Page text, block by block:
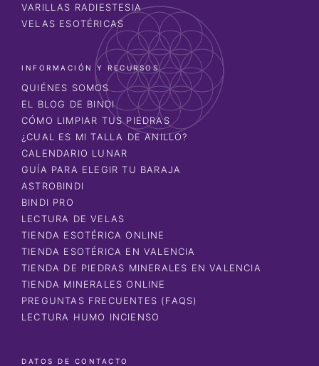
VARILLAS RADIESTESIA
VELAS ESOTÉRICAS
INFORMACIÓN Y RECURSOS
QUIÉNES SOMOS
EL BLOG DE BINDI
CÓMO LIMPIAR TUS PIEDRAS
¿CUAL ES MI TALLA DE ANILLO?
CALENDARIO LUNAR
GUÍA PARA ELEGIR TU BARAJA
ASTROBINDI
BINDI PRO
LECTURA DE VELAS
TIENDA ESOTÉRICA ONLINE
TIENDA ESOTÉRICA EN VALENCIA
TIENDA DE PIEDRAS MINERALES EN VALENCIA
TIENDA MINERALES ONLINE
PREGUNTAS FRECUENTES (FAQS)
LECTURA HUMO INCIENSO
DATOS DE CONTACTO